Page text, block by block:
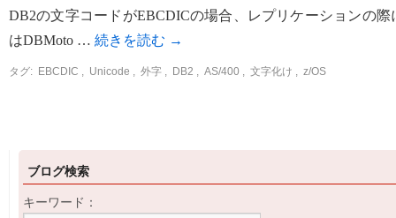
DB2の文字コードがEBCDICの場合、レプリケーションの際
はDBMoto … 続きを読む →
タグ: EBCDIC , Unicode , 外字 , DB2 , AS/400 , 文字化け , z/OS
ブログ検索
キーワード：